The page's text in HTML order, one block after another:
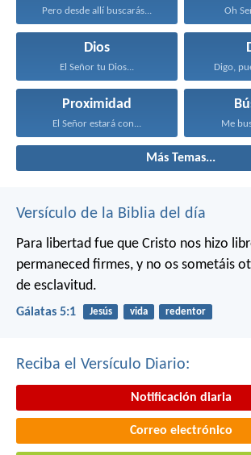
Pero desde allí buscarás... Oh
Dios
El Señor tu Dios... Digo,
Proximidad
El Señor estará con... Me
Más Temas...
Versículo de la Biblia del día
Para libertad fue que Cristo nos hizo
permaneced firmes, y no os sometáis
de esclavitud.
Gálatas 5:1 Jesús vida redentor
Reciba el Versículo Diario:
Notificación diaria
Correo electrónico